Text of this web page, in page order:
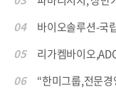
04
바이오솔루션-국
05
리가켐바이오
06
“한미그룹,전문